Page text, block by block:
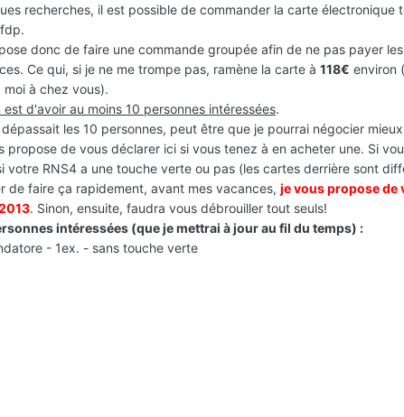
recherches, il est possible de commander la carte électronique
donc de faire une commande groupée afin de ne pas payer
Ce qui, si je ne me trompe pas, ramène la carte à 118€ environ
à chez vous).
est d'avoir au moins 10 personnes intéressées.
dépassait les 10 personnes, peut être que je pourrai négocier
propose de vous déclarer ici si vous tenez à en acheter une. Si
votre RNS4 a une touche verte ou pas (les cartes derrière sont
de faire ça rapidement, avant mes vacances, je vous propose de
. Sinon, ensuite, faudra vous débrouiller tout seuls!
intéressées (que je mettrai à jour au fil du temps) :
- 1ex. - sans touche verte